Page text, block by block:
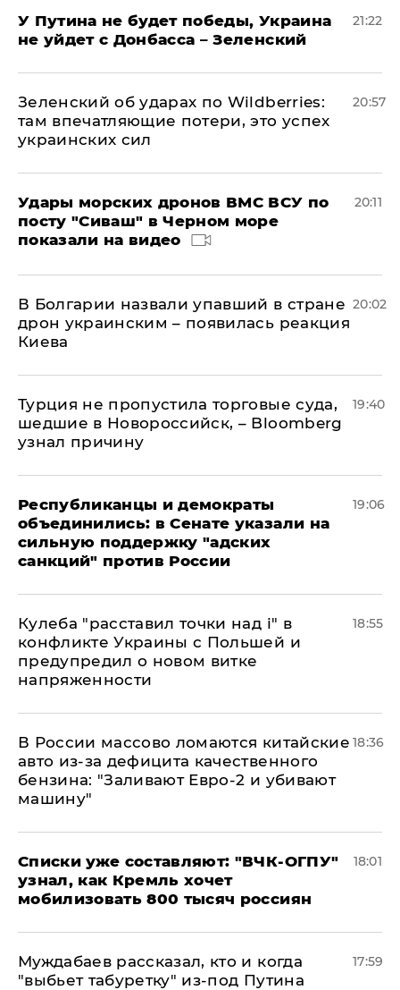
У Путина не будет победы, Украина
не уйдет с Донбасса – Зеленский
21:22
Зеленский об ударах по Wildberries:
там впечатляющие потери, это успех
украинских сил
20:57
Удары морских дронов ВМС ВСУ по
посту "Сиваш" в Черном море
показали на видео
20:11
В Болгарии назвали упавший в стране
дрон украинским – появилась реакция
Киева
20:02
Турция не пропустила торговые суда,
шедшие в Новороссийск, – Bloomberg
узнал причину
19:40
Республиканцы и демократы
объединились: в Сенате указали на
сильную поддержку "адских
санкций" против России
19:06
Кулеба "расставил точки над і" в
конфликте Украины с Польшей и
предупредил о новом витке
напряженности
18:55
В России массово ломаются китайские
авто из-за дефицита качественного
бензина: "Заливают Евро-2 и убивают
машину"
18:36
Списки уже составляют: "ВЧК-ОГПУ"
узнал, как Кремль хочет
мобилизовать 800 тысяч россиян
18:01
Муждабаев рассказал, кто и когда
"выбьет табуретку" из-под Путина
17:59